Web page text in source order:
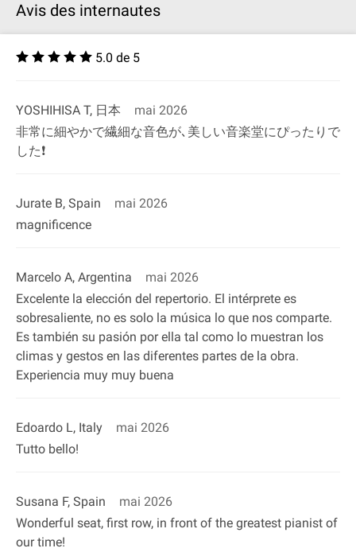
Avis des internautes
5.0 de 5
YOSHIHISA T, 日本
mai 2026
非常に細やかで繊細な音色が､美しい音楽堂にぴったりで
した❗
Jurate B, Spain
mai 2026
magnificence
Marcelo A, Argentina
mai 2026
Excelente la elección del repertorio. El intérprete es
sobresaliente, no es solo la música lo que nos comparte.
Es también su pasión por ella tal como lo muestran los
climas y gestos en las diferentes partes de la obra.
Experiencia muy muy buena
Edoardo L, Italy
mai 2026
Tutto bello!
Susana F, Spain
mai 2026
Wonderful seat, first row, in front of the greatest pianist of
our time!